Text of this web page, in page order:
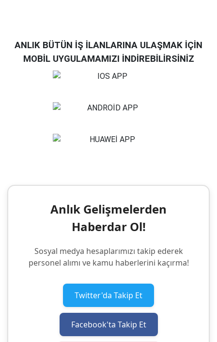
ANLIK BÜTÜN İŞ İLANLARINA ULAŞMAK İÇİN
MOBİL UYGULAMAMIZI İNDİREBİLİRSİNİZ
Anlık Gelişmelerden
Haberdar Ol!
Sosyal medya hesaplarımızı takip ederek
personel alımı ve kamu haberlerini kaçırma!
Twitter'da Takip Et
Facebook'ta Takip Et